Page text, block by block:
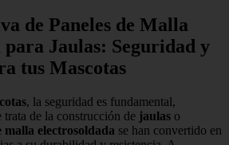
de Paneles de Malla
Jaulas: Seguridad y
tus Mascotas
, la seguridad es fundamental,
trata de la construcción de jaulas o
malla electrosoldada se han convertido en